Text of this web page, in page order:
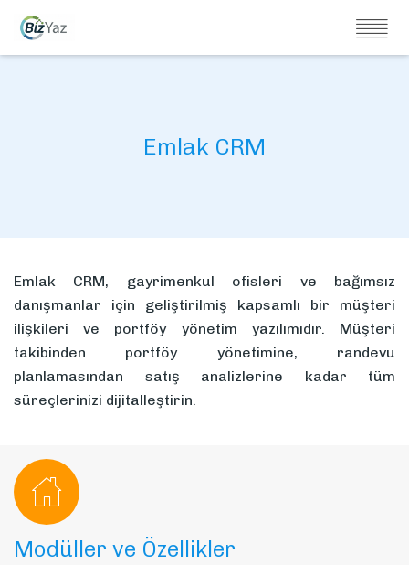
Emlak CRM
Emlak CRM, gayrimenkul ofisleri ve bağımsız
danışmanlar için geliştirilmiş kapsamlı bir müşteri
ilişkileri ve portföy yönetim yazılımıdır. Müşteri
takibinden portföy yönetimine, randevu
planlamasından satış analizlerine kadar tüm
süreçlerinizi dijitalleştirin.
Modüller ve Özellikler